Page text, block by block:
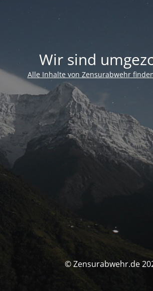
Wir sind
Alle Inhalte von Zensurabwehr
© Zensurabwehr.de